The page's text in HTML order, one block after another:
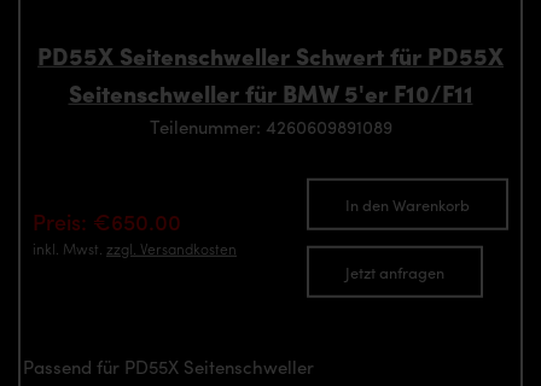
PD55X Seitenschweller Schwert für PD55X
Seitenschweller für BMW 5'er F10/F11
Teilenummer: 4260609891089
Preis: €650.00
inkl. Mwst. zzgl. Versandkosten
In den Warenkorb
Jetzt anfragen
Passend für PD55X Seitenschweller